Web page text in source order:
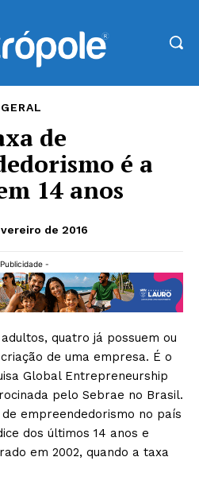
GERAL
de
é a
14 anos
de 2016
-
quatro já possuem ou
de uma empresa. É o
Global Entrepreneurship
pelo Sebrae no Brasil.
empreendedorismo no país
dos últimos 14 anos e
em 2002, quando a taxa